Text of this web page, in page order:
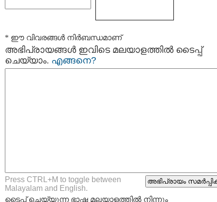
* ഈ വിവരങ്ങള്‍ നിര്‍ബന്ധമാണ്
അഭിപ്രായങ്ങള്‍ ഇവിടെ മലയാളത്തില്‍ ടൈപ്പ്
ചെയ്യാം. എങ്ങനെ?
Press CTRL+M to toggle between
Malayalam and English.
ടൈപ്പ്‌ ചെയ്യുന്ന ഭാഷ മലയാളത്തില്‍ നിന്നും